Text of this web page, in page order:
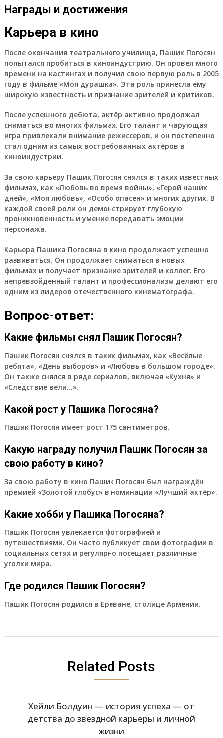
Награды и достижения
Карьера в кино
После окончания театрального училища, Пашик Погосян
попытался пробиться в киноиндустрию. Он провел много
времени на кастингах и получил свою первую роль в 2005
году в фильме «Моя дурашка». Эта роль принесла ему
широкую известность и признание зрителей и критиков.
После успешного дебюта, актёр активно продолжал
сниматься во многих фильмах. Его талант и чарующая
игра привлекали внимание режиссеров, и он постепенно
стал одним из самых востребованных актёров в
киноиндустрии.
За свою карьеру Пашик Погосян снялся в таких известных
фильмах, как «Любовь во время войны», «Герой наших
дней», «Моя любовь», «Особо опасен» и многих других. В
каждой своей роли он демонстрирует глубокую
проникновенность и умение передавать эмоции
персонажа.
Карьера Пашика Погосяна в кино продолжает успешно
развиваться. Он продолжает сниматься в новых
фильмах и получает признание зрителей и коллег. Его
непревзойденный талант и профессионализм делают его
одним из лидеров отечественного кинематографа.
Вопрос-ответ:
Какие фильмы снял Пашик Погосян?
Пашик Погосян снялся в таких фильмах, как «Весёлые
ребята», «День выборов» и «Любовь в большом городе».
Он также снялся в ряде сериалов, включая «Кухня» и
«Следствие вели…».
Какой рост у Пашика Погосяна?
Пашик Погосян имеет рост 175 сантиметров.
Какую награду получил Пашик Погосян за
свою работу в кино?
За свою работу в кино Пашик Погосян был награждён
премией «Золотой глобус» в номинации «Лучший актёр».
Какие хобби у Пашика Погосяна?
Пашик Погосян увлекается фотографией и
путешествиями. Он часто публикует свои фотографии в
социальных сетях и регулярно посещает различные
уголки мира.
Где родился Пашик Погосян?
Пашик Погосян родился в Ереване, столице Армении.
Related Posts
Хейли Болдуин — история успеха — от
детства до звездной карьеры и личной
жизни